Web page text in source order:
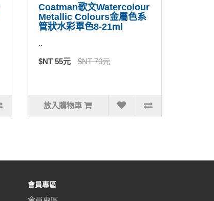
Coatman歌文Watercolour
Metallic Colours金屬色系
管狀水彩單色8-21ml
..
$NT 55元 $NT 70元
放入購物車
會員專區